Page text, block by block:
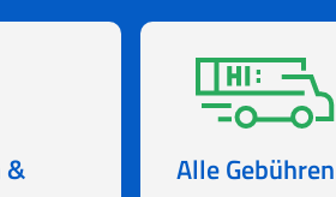
&
Alle